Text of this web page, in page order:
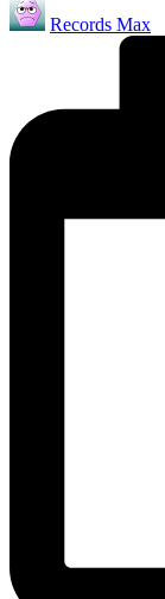
Запись
от
Records Max